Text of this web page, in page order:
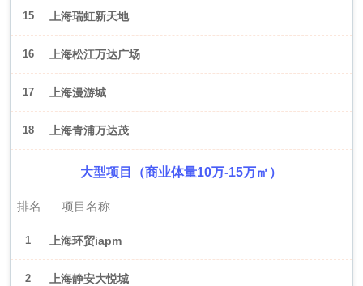
15 上海瑞虹新天地
16 上海松江万达广场
17 上海漫游城
18 上海青浦万达茂
大型项目（商业体量10万-15万㎡）
排名 项目名称
1 上海环贸iapm
2 上海静安大悦城